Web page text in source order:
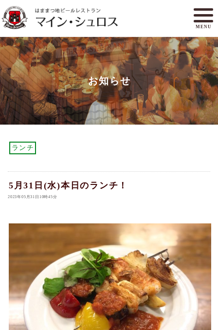
MENU
メニュー
ランチ
アクセスマップ
マイン・シュロスとは
オンラインショップ
お知らせ
ランチ
5月31日(水)本日のランチ！
2023年05月31日10時45分